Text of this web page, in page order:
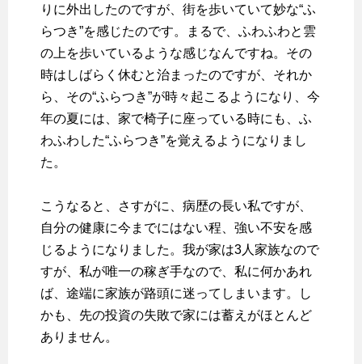
りに外出したのですが、街を歩いていて妙な“ふ
らつき”を感じたのです。まるで、ふわふわと雲
の上を歩いているような感じなんですね。その
時はしばらく休むと治まったのですが、それか
ら、その“ふらつき”が時々起こるようになり、今
年の夏には、家で椅子に座っている時にも、ふ
わふわした“ふらつき”を覚えるようになりまし
た。
こうなると、さすがに、病歴の長い私ですが、
自分の健康に今までにはない程、強い不安を感
じるようになりました。我が家は3人家族なので
すが、私が唯一の稼ぎ手なので、私に何かあれ
ば、途端に家族が路頭に迷ってしまいます。し
かも、先の投資の失敗で家には蓄えがほとんど
ありません。